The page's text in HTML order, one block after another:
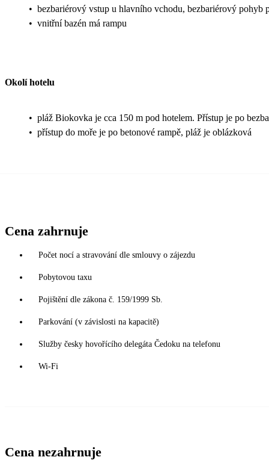
• bezbariérový vstup u hlavního vchodu, bezbariérový pohyb
• vnitřní bazén má rampu
Okolí hotelu
• pláž Biokovka je cca 150 m pod hotelem. Přístup je po
• přístup do moře je po betonové rampě, pláž je oblázková
Cena zahrnuje
Počet nocí a stravování dle smlouvy o zájezdu
Pobytovou taxu
Pojištění dle zákona č. 159/1999 Sb.
Parkování (v závislosti na kapacitě)
Služby česky hovořícího delegáta Čedoku na telefonu
Wi-Fi
Cena nezahrnuje